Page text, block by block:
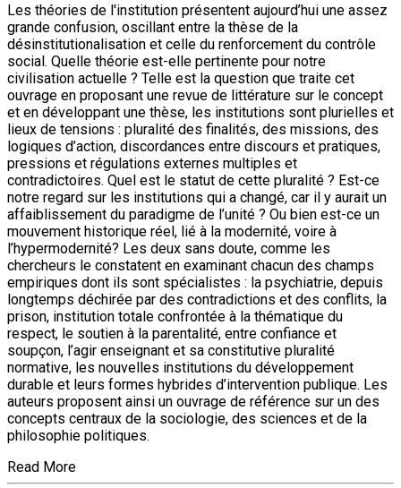
Les théories de l'institution présentent aujourd’hui une assez
grande confusion, oscillant entre la thèse de la
désinstitutionalisation et celle du renforcement du contrôle
social. Quelle théorie est-elle pertinente pour notre
civilisation actuelle ? Telle est la question que traite cet
ouvrage en proposant une revue de littérature sur le concept
et en développant une thèse, les institutions sont plurielles et
lieux de tensions : pluralité des finalités, des missions, des
logiques d’action, discordances entre discours et pratiques,
pressions et régulations externes multiples et
contradictoires. Quel est le statut de cette pluralité ? Est-ce
notre regard sur les institutions qui a changé, car il y aurait un
affaiblissement du paradigme de l’unité ? Ou bien est-ce un
mouvement historique réel, lié à la modernité, voire à
l’hypermodernité? Les deux sans doute, comme les
chercheurs le constatent en examinant chacun des champs
empiriques dont ils sont spécialistes : la psychiatrie, depuis
longtemps déchirée par des contradictions et des conflits, la
prison, institution totale confrontée à la thématique du
respect, le soutien à la parentalité, entre confiance et
soupçon, l’agir enseignant et sa constitutive pluralité
normative, les nouvelles institutions du développement
durable et leurs formes hybrides d’intervention publique. Les
auteurs proposent ainsi un ouvrage de référence sur un des
concepts centraux de la sociologie, des sciences et de la
philosophie politiques.
Read More